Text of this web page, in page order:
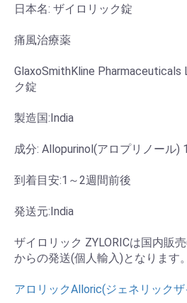
日本名: ザイロリック錠
痛風治療薬
GlaxoSmithKline Pharmaceuticals
ク錠
製造国:India
成分: Allopurinol(アロプリノール)
到着目安:1～2週間前後
発送元:India
ザイロリック ZYLORICは国内販
からの発送(個人輸入)となります。
アロリックAlloric(ジェネリック